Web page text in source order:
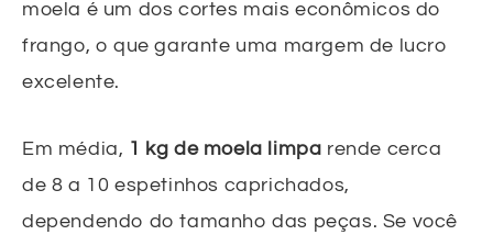
moela é um dos cortes mais econômicos do
frango, o que garante uma margem de lucro
excelente.
Em média, 1 kg de moela limpa rende cerca
de 8 a 10 espetinhos caprichados,
dependendo do tamanho das peças. Se você